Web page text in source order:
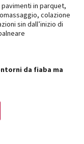
in parquet,
colazione
sin dall’inizio di
da fiaba ma